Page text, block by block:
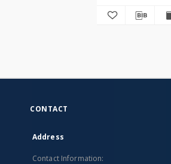
CONTACT
Address
Contact Information: